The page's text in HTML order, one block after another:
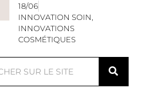
18/06
INNOVATION SOIN
INNOVATIONS
COSMÉTIQUES